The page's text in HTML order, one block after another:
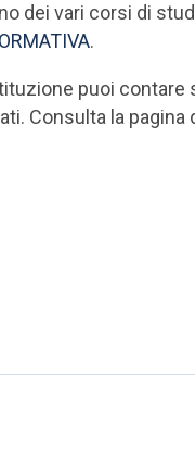
dei vari corsi di
.
puoi
Consulta la pagina